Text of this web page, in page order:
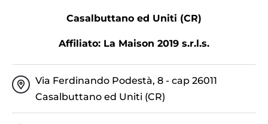
Casalbuttano ed Uniti (CR)
Affiliato: La Maison 2019 s.r.l.s.
Via Ferdinando Podestà, 8 - cap 26011
Casalbuttano ed Uniti (CR)